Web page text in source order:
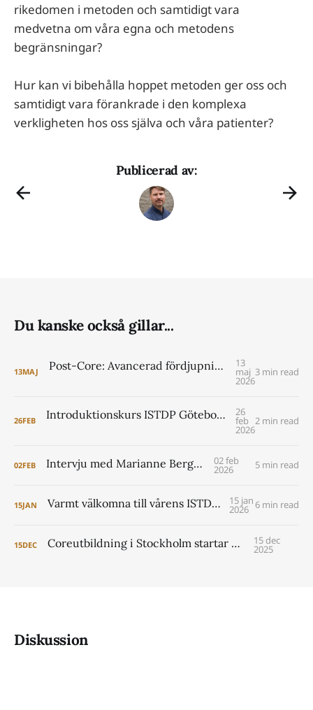
rikedomen i metoden och samtidigt vara
medvetna om våra egna och metodens
begränsningar?
Hur kan vi bibehålla hoppet metoden ger oss och
samtidigt vara förankrade i den komplexa
verkligheten hos oss själva och våra patienter?
Publicerad av:
Du kanske också gillar...
13MAJ Post-Core: Avancerad fördjupning i ISTDP för psykologer VT 2027 13
maj
2026
3 min read
26FEB Introduktionskurs ISTDP Göteborg 6-8 maj 2026 (pre core) 26
feb
2026
2 min read
02FEB Intervju med Marianne Berggren 02 feb
2026 5 min read
15JAN Varmt välkomna till vårens ISTDP Academy! 15 jan
2026 6 min read
15DEC Coreutbildning i Stockholm startar 2026 15 dec
2025
Diskussion